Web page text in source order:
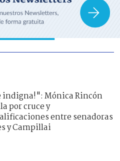
indigna!": Mónica Rincón
por cruce y
entre senadoras
y Campillai